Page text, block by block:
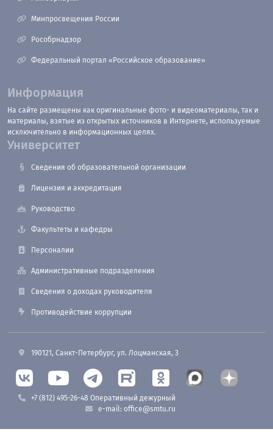
Минпросвещения России
Рособрнадзор
Федеральный портал «Российское образование»
Информация
На сайте размещены как оригинальные фото- и видеоматериалы, так и
материалы, взятые из открытых источников в Интернете, используемые
исключительно в информационных целях.
Университет
Сведения об образовательной организации
Лицензия и аккредитация
Руководство
Факультеты и кафедры
Персоналии
Административные подразделения
Сведения о доходах руководителя
Противодействие коррупции
190121, Санкт-Петербург, ул. Лоцманская, 3
+7 (812) 495-26-48 Оперативный дежурный
e-mail: office@smtu.ru